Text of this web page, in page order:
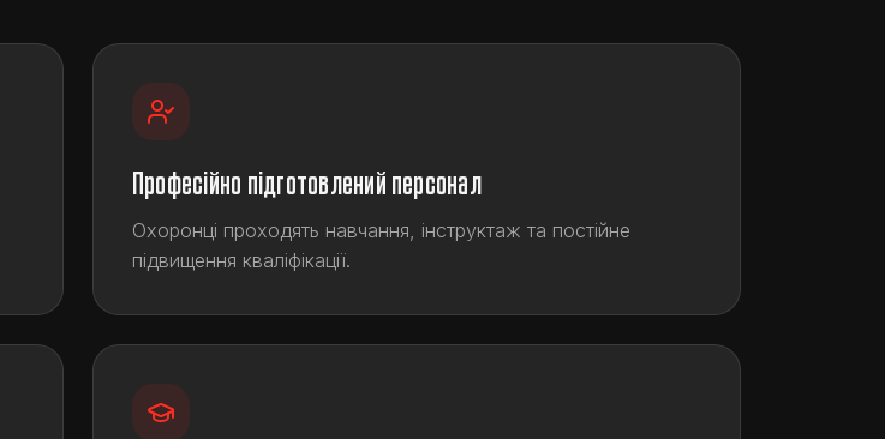
Професійно підготовлений персонал
Охоронці проходять навчання, інструктаж та постійне
підвищення кваліфікації.